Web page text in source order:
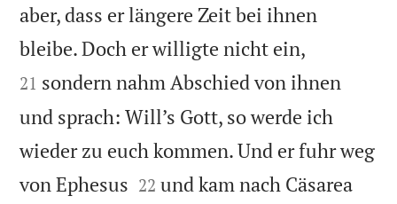
aber, dass er längere Zeit bei ihnen
bleibe. Doch er willigte nicht ein,
21 sondern nahm Abschied von ihnen
und sprach: Will’s Gott, so werde ich
wieder zu euch kommen. Und er fuhr weg
von Ephesus 

22 und kam nach Cäsarea